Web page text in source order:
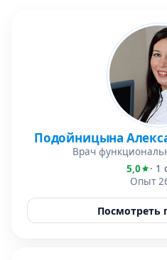
Подойницына
Врач
5,0
· 1
Опыт
Посмотреть